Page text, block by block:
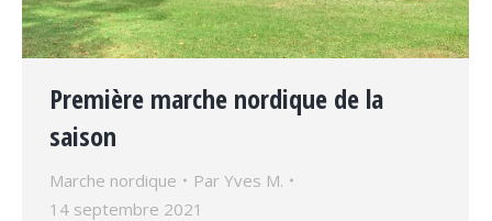
Première marche nordique de la
saison
Marche nordique Par Yves M.
14 septembre 2021